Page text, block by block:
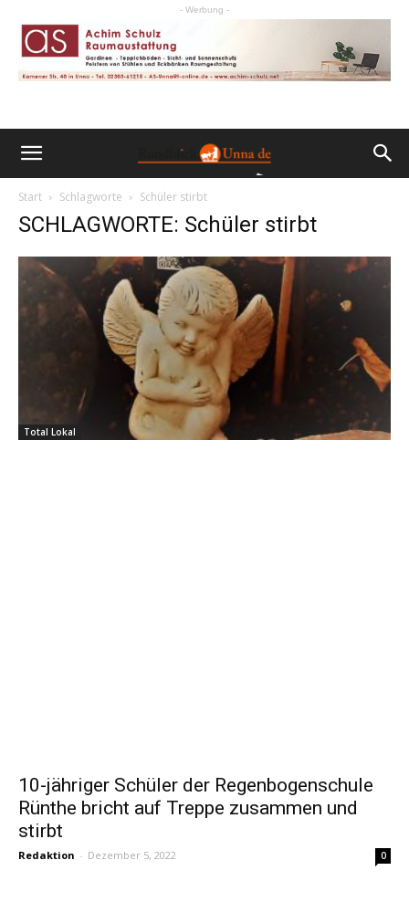
- Werbung -
Start Schlagworte Schüler stirbt
SCHLAGWORTE: Schüler stirbt
Total Lokal
10-jähriger Schüler der Regenbogenschule
Rünthe bricht auf Treppe zusammen und
stirbt
Redaktion - Dezember 5, 2022 0